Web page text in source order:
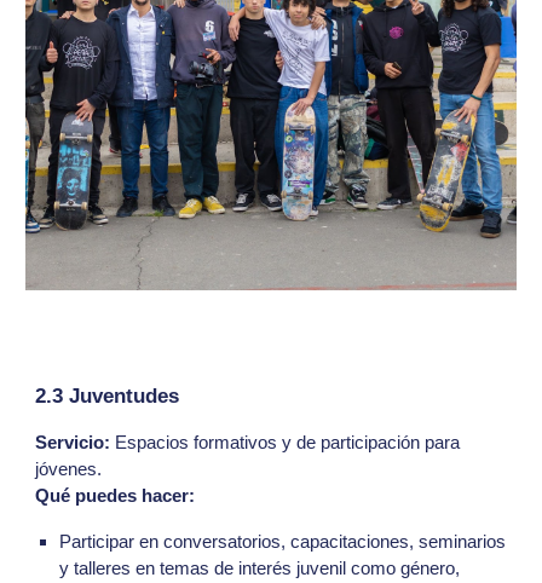
2.3 Juventudes
Servicio: Espacios formativos y de participación para
jóvenes.
Qué puedes hacer:
Participar en conversatorios, capacitaciones, seminarios
y talleres en temas de interés juvenil como género,